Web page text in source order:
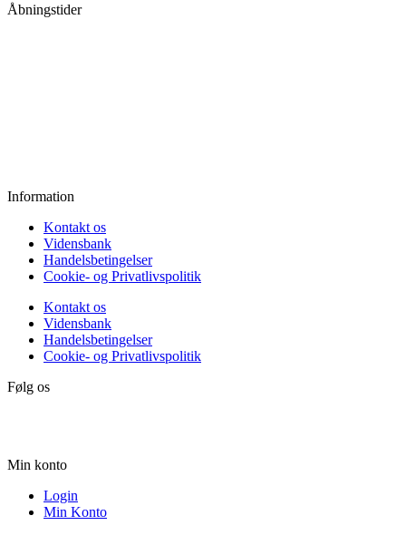
Åbningstider
Information
Kontakt os
Vidensbank
Handelsbetingelser
Cookie- og Privatlivspolitik
Kontakt os
Vidensbank
Handelsbetingelser
Cookie- og Privatlivspolitik
Følg os
Min konto
Login
Min Konto